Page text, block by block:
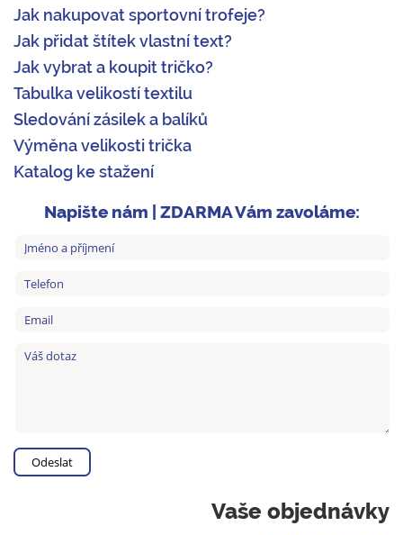
Jak nakupovat sportovní trofeje?
Jak přidat štítek vlastní text?
Jak vybrat a koupit tričko?
Tabulka velikostí textilu
Sledování zásilek a balíků
Výměna velikosti trička
Katalog ke stažení
Napište nám | ZDARMA Vám zavoláme:
Vaše objednávky